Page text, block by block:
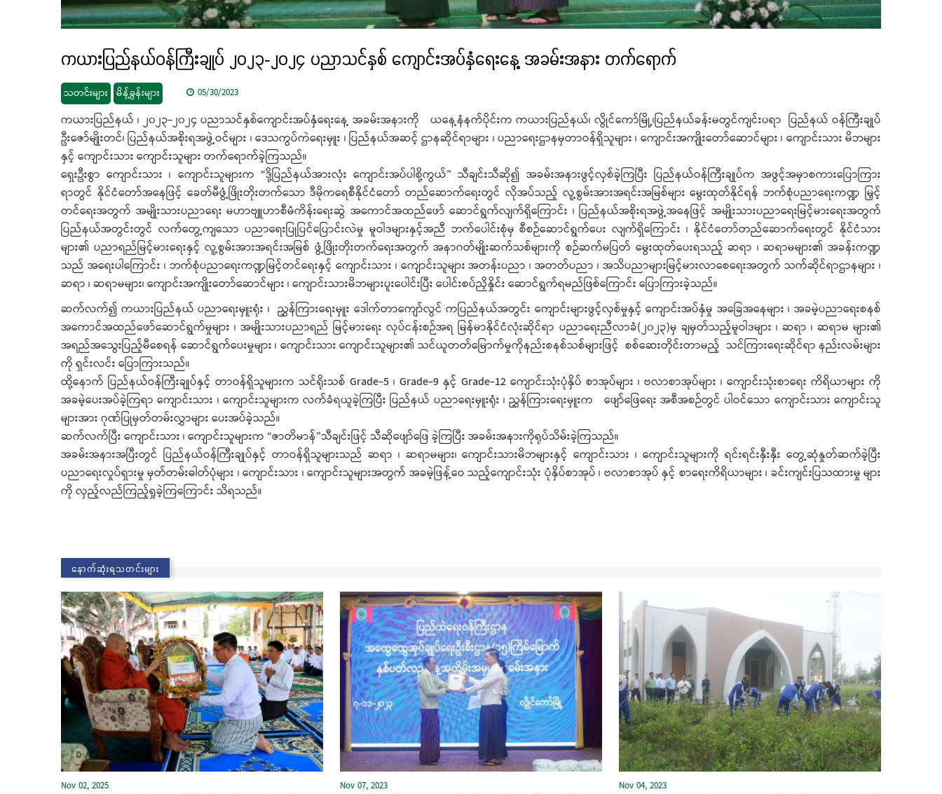
ကယားပြည်နယ်ဝန်ကြီးချုပ် ၂၀၂၃-၂၀၂၄ ပညာသင်နှစ် ကျောင်းအပ်နှံရေးနေ့ အခမ်းအနား တက်ရောက်
သတင်းများ မိန့်ခွန်းများ 05/30/2023
ကယားပြည်နယ် ၊ ၂၀၂၃-၂၀၂၄ ပညာသင်နှစ်ကျောင်းအပ်နှံရေးနေ့ အခမ်းအနားကို ယနေ့နံနက်ပိုင်းက ကယားပြည်နယ်၊ လွိုင်ကော်မြို့၊ပြည်နယ်ခန်းမတွင်ကျင်းပရာ ပြည်နယ် ဝန်ကြီးချုပ်
ဦးဇော်မျိုးတင်၊ ပြည်နယ်အစိုးရအဖွဲ့ဝင်များ ၊ ဒေသကွပ်ကဲရေးမှူး ၊ ပြည်နယ်အဆင့် ဌာနဆိုင်ရာများ ၊ ပညာရေးဌာနမှတာဝန်ရှိသူများ ၊ ကျောင်းအကျိုးတော်ဆောင်များ ၊ ကျောင်းသား မိဘများ
နှင့် ကျောင်းသား ကျောင်းသူများ တက်ရောက်ခဲ့ကြသည်။
ရှေးဦးစွာ ကျောင်းသား ၊ ကျောင်းသူများက “ဒို့ပြည်နယ်အားလုံး ကျောင်းအပ်ပါစို့ကွယ်” သီချင်းသီဆို၍ အခမ်းအနားဖွင့်လှစ်ခဲ့ကြပြီး ပြည်နယ်ဝန်ကြီးချုပ်က အဖွင့်အမှာစကားပြောကြား
ရာတွင် နိုင်ငံတော်အနေဖြင့် ခေတ်မီဖွံ့ဖြိုးတိုးတက်သော ဒီမိုကရေစီနိုင်ငံတော် တည်ဆောက်ရေးတွင် လိုအပ်သည့် လူ့စွမ်းအားအရင်းအမြစ်များ မွေးထုတ်နိုင်ရန် ဘက်စုံပညာရေးကဏ္ဍ မြှင့်
တင်ရေးအတွက် အမျိုးသားပညာရေး မဟာဗျူဟာစီမံကိန်းရေးဆွဲ အကောင်အထည်ဖော် ဆောင်ရွက်လျက်ရှိကြောင်း ၊ ပြည်နယ်အစိုးရအဖွဲ့အနေဖြင့် အမျိုးသားပညာရေးမြင့်မားရေးအတွက်
ပြည်နယ်အတွင်းတွင် လက်တွေ့ကျသော ပညာရေးပြုပြင်ပြောင်းလဲမှု မူဝါဒများနှင့်အညီ ဘက်ပေါင်းစုံမှ စီစဉ်ဆောင်ရွက်ပေး လျက်ရှိကြောင်း ၊ နိုင်ငံတော်တည်ဆောက်ရေးတွင် နိုင်ငံသား
များ၏ ပညာရည်မြင့်မားရေးနှင့် လူ့စွမ်းအားအရင်းအမြစ် ဖွံ့ဖြိုးတိုးတက်ရေးအတွက် အနာဂတ်မျိုးဆက်သစ်များကို စဉ်ဆက်မပြတ် မွေးထုတ်ပေးရသည့် ဆရာ ၊ ဆရာမများ၏ အခန်းကဏ္ဍ
သည် အရေးပါကြောင်း ၊ ဘက်စုံပညာရေးကဏ္ဍမြင့်တင်ရေးနှင့် ကျောင်းသား ၊ ကျောင်းသူများ အတန်းပညာ ၊ အတတ်ပညာ ၊ အသိပညာများမြင့်မားလာစေရေးအတွက် သက်ဆိုင်ရာဌာနများ ၊
ဆရာ ၊ ဆရာမများ၊ ကျောင်းအကျိုးတော်ဆောင်များ ၊ ကျောင်းသားမိဘများပူးပေါင်းပြီး ပေါင်းစပ်ညှိနှိုင်း ဆောင်ရွက်ရမည်ဖြစ်ကြောင်း ပြောကြားခဲ့သည်။
ဆက်လက်၍ ကယားပြည်နယ် ပညာရေးမှူးရုံး ၊ ညွှန်ကြားရေးမှူး ဒေါက်တာကျော်လွင် ကပြည်နယ်အတွင်း ကျောင်းများဖွင့်လှစ်မှုနှင့် ကျောင်းအပ်နှံမှု အခြေအနေများ ၊ အခမဲ့ပညာရေးစနစ်
အကောင်အထည်ဖော်ဆောင်ရွက်မှုများ ၊ အမျိုးသားပညာရည် မြင့်မားရေး လုပ်ငန်းစဉ်အရ မြန်မာနိုင်ငံလုံးဆိုင်ရာ ပညာရေးညီလာခံ(၂၀၂၃)မှ ချမှတ်သည့်မူဝါဒများ ၊ ဆရာ ၊ ဆရာမ များ၏
အရည်အသွေးပြည့်မီစေရန် ဆောင်ရွက်ပေးမှုများ ၊ ကျောင်းသား ကျောင်းသူများ၏ သင်ယူတတ်မြောက်မှုကိုနည်းစနစ်သစ်များဖြင့် စစ်ဆေးတိုင်းတာမည့် သင်ကြားရေးဆိုင်ရာ နည်းလမ်းများ
ကို ရှင်းလင်း ပြောကြားသည်။
ထို့နောက် ပြည်နယ်ဝန်ကြီးချုပ်နှင့် တာဝန်ရှိသူများက သင်ရိုးသစ် Grade-5 ၊ Grade-9 နှင့် Grade-12 ကျောင်းသုံးပုံနှိပ် စာအုပ်များ ၊ ဗလာစာအုပ်များ ၊ ကျောင်းသုံးစာရေး ကိရိယာများ ကို
အခမဲ့ပေးအပ်ခဲ့ကြရာ ကျောင်းသား ၊ ကျောင်းသူများက လက်ခံရယူခဲ့ကြပြီး ပြည်နယ် ပညာရေးမှူးရုံး ၊ ညွှန်ကြားရေးမှူးက ဖျော်ဖြေရေး အစီအစဉ်တွင် ပါဝင်သော ကျောင်းသား ကျောင်းသူ
များအား ဂုဏ်ပြုမှတ်တမ်းလွှာများ ပေးအပ်ခဲ့သည်။
ဆက်လက်ပြီး ကျောင်းသား ၊ ကျောင်းသူများက “ဇာတိမာန်”သီချင်းဖြင့် သီဆိုဖျော်ဖြေ ခဲ့ကြပြီး အခမ်းအနားကိုရုပ်သိမ်းခဲ့ကြသည်။
အခမ်းအနားအပြီးတွင် ပြည်နယ်ဝန်ကြီးချုပ်နှင့် တာဝန်ရှိသူများသည် ဆရာ ၊ ဆရာမများ၊ ကျောင်းသားမိဘများနှင့် ကျောင်းသား ၊ ကျောင်းသူများကို ရင်းရင်းနှီးနှီး တွေ့ဆုံနှုတ်ဆက်ခဲ့ပြီး
ပညာရေးလှုပ်ရှားမှု မှတ်တမ်းဓါတ်ပုံများ ၊ ကျောင်းသား ၊ ကျောင်းသူများအတွက် အခမဲ့ဖြန့်ဝေ သည့်ကျောင်းသုံး ပုံနှိပ်စာအုပ် ၊ ဗလာစာအုပ် နှင့် စာရေးကိရိယာများ ၊ ခင်းကျင်းပြသထားမှု များ
ကို လှည့်လည်ကြည့်ရှုခဲ့ကြကြောင်း သိရသည်။
နောက်ဆုံးရသတင်းများ
Nov 02, 2025 Nov 07, 2023 Nov 04, 2023